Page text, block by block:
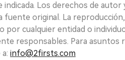
Los derechos de
fuente original. La
por cualquier entidad o
responsables. Para asuntos
info@2firsts.com